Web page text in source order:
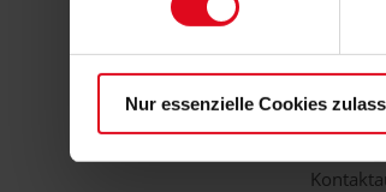
Nur essenzielle Cookies
Ich